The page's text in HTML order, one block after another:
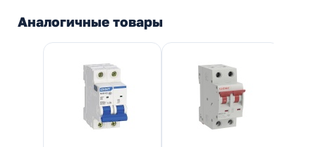
Аналогичные товары